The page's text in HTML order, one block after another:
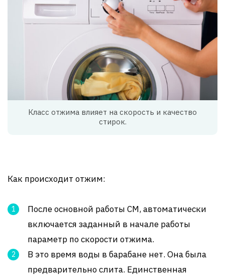
Класс отжима влияет на скорость и качество
стирок.
Как происходит отжим:
После основной работы СМ, автоматически
включается заданный в начале работы
параметр по скорости отжима.
В это время воды в барабане нет. Она была
предварительно слита. Единственная